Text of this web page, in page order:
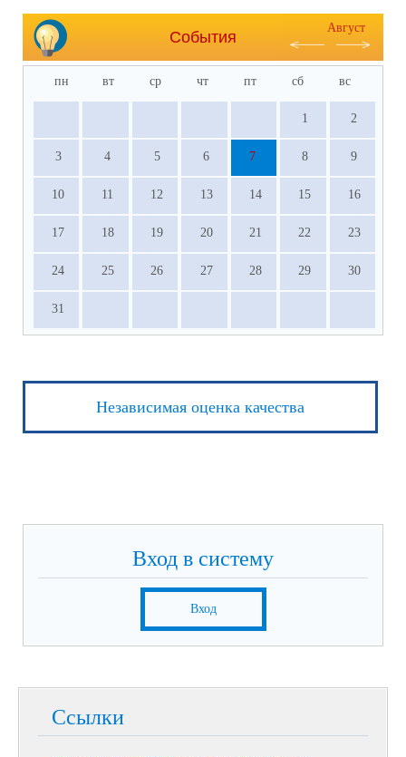
События
Август
пн вт ср чт пт сб вс
1 2
3 4 5 6 7 8 9
10 11 12 13 14 15 16
17 18 19 20 21 22 23
24 25 26 27 28 29 30
31
Независимая оценка качества
Вход в систему
Вход
Ссылки